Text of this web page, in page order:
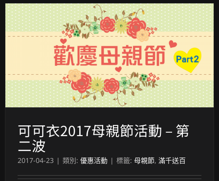
可可衣2017母親節活動 – 第
二波
2017-04-23 | 類別: 優惠活動 | 標籤: 母親節, 滿千送百